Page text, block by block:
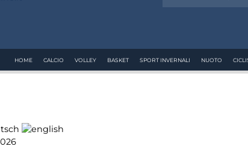
HOME CALCIO VOLLEY BASKET SPORT INVERNALI NUOTO